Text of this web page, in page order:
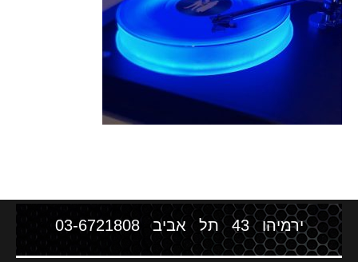
ירמיהו 43 תל אביב 03-6721808